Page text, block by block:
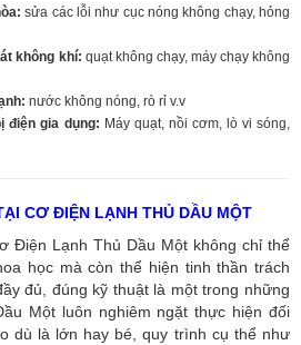
sửa các lỗi như cục nóng không chạy, hỏng
không khí: quạt không chạy, máy chạy không
nước không nóng, rò rỉ v.v
điện gia dụng: Máy quạt, nồi cơm, lò vi sóng,
CƠ ĐIỆN LẠNH THỦ DẦU MỘT
Điện Lạnh Thủ Dầu Một không chỉ thể
học mà còn thể hiện tinh thần trách
đủ, đúng kỹ thuật là một trong những
Một luôn nghiêm ngặt thực hiện đối
dù là lớn hay bé, quy trình cụ thể như